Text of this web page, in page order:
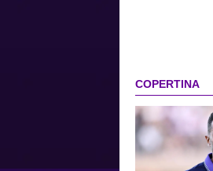
COPERTINA